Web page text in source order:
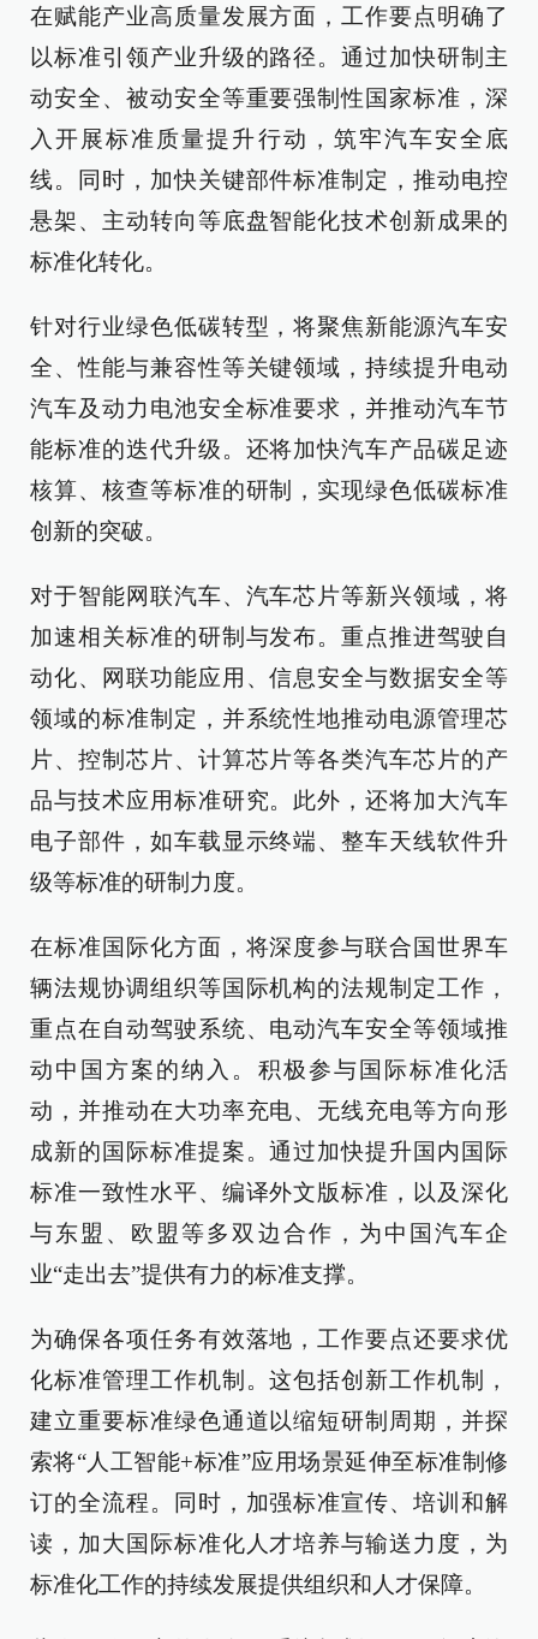
在赋能产业高质量发展方面，工作要点明确了
以标准引领产业升级的路径。通过加快研制主
动安全、被动安全等重要强制性国家标准，深
入开展标准质量提升行动，筑牢汽车安全底
线。同时，加快关键部件标准制定，推动电控
悬架、主动转向等底盘智能化技术创新成果的
标准化转化。
针对行业绿色低碳转型，将聚焦新能源汽车安
全、性能与兼容性等关键领域，持续提升电动
汽车及动力电池安全标准要求，并推动汽车节
能标准的迭代升级。还将加快汽车产品碳足迹
核算、核查等标准的研制，实现绿色低碳标准
创新的突破。
对于智能网联汽车、汽车芯片等新兴领域，将
加速相关标准的研制与发布。重点推进驾驶自
动化、网联功能应用、信息安全与数据安全等
领域的标准制定，并系统性地推动电源管理芯
片、控制芯片、计算芯片等各类汽车芯片的产
品与技术应用标准研究。此外，还将加大汽车
电子部件，如车载显示终端、整车天线软件升
级等标准的研制力度。
在标准国际化方面，将深度参与联合国世界车
辆法规协调组织等国际机构的法规制定工作，
重点在自动驾驶系统、电动汽车安全等领域推
动中国方案的纳入。积极参与国际标准化活
动，并推动在大功率充电、无线充电等方向形
成新的国际标准提案。通过加快提升国内国际
标准一致性水平、编译外文版标准，以及深化
与东盟、欧盟等多双边合作，为中国汽车企
业“走出去”提供有力的标准支撑。
为确保各项任务有效落地，工作要点还要求优
化标准管理工作机制。这包括创新工作机制，
建立重要标准绿色通道以缩短研制周期，并探
索将“人工智能+标准”应用场景延伸至标准制修
订的全流程。同时，加强标准宣传、培训和解
读，加大国际标准化人才培养与输送力度，为
标准化工作的持续发展提供组织和人才保障。